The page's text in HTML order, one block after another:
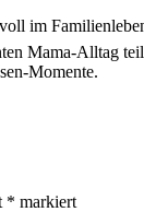
im
Mama-Alltag
Momente.
* markiert